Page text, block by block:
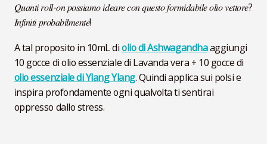
𝑄𝑢𝑎𝑛𝑡𝑖 𝑟𝑜𝑙𝑙-𝑜𝑛 𝑝𝑜𝑠𝑠𝑖𝑎𝑚𝑜 𝑖𝑑𝑒𝑎𝑟𝑒 𝑐𝑜𝑛 𝑞𝑢𝑒𝑠𝑡𝑜 𝑓𝑜𝑟𝑚𝑖𝑑𝑎𝑏𝑖𝑙𝑒 𝑜𝑙𝑖𝑜 𝑣𝑒𝑡𝑡𝑜𝑟𝑒?
𝐼𝑛𝑓𝑖𝑛𝑖𝑡𝑖 𝑝𝑟𝑜𝑏𝑎𝑏𝑖𝑙𝑚𝑒𝑛𝑡𝑒!
A tal proposito in 10mL diolio di Ashwagandhaaggiungi
10 gocce di olio essenziale di Lavanda vera + 10 gocce di
olio essenziale di Ylang Ylang. Quindi applica sui polsi e
inspira profondamente ogni qualvolta ti sentirai
oppresso dallo stress.